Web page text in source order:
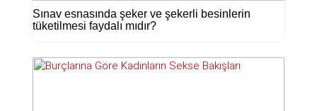
Sınav esnasında şeker ve şekerli besinlerin
tüketilmesi faydalı mıdır?